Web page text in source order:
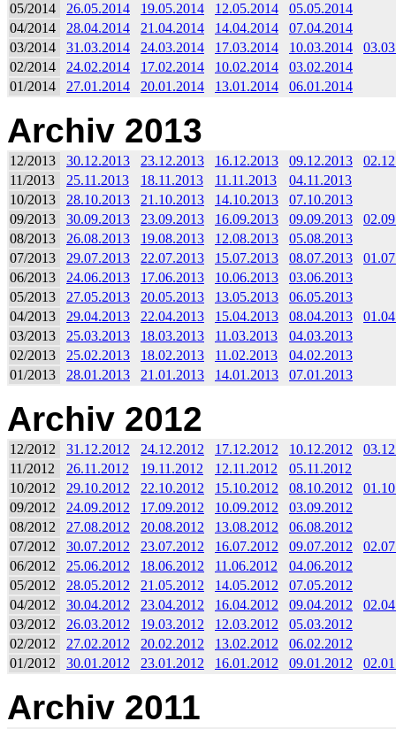
05/2014
26.05.2014 19.05.2014 12.05.2014
05.05.2014
04/2014
28.04.2014 21.04.2014 14.04.2014
07.04.2014
03/2014
31.03.2014 24.03.2014 17.03.2014 10.03.2014
02/2014
24.02.2014 17.02.2014 10.02.2014
03.02.2014
01/2014
27.01.2014 20.01.2014 13.01.2014 06.01.2014
Archiv 2013
12/2013 30.12.2013 23.12.2013 16.12.2013 09.12.2013
11/2013
25.11.2013 18.11.2013 11.11.2013
04.11.2013
10/2013
28.10.2013 21.10.2013 14.10.2013
07.10.2013
09/2013
30.09.2013 23.09.2013 16.09.2013 09.09.2013
08/2013
26.08.2013 19.08.2013 12.08.2013
05.08.2013
07/2013
29.07.2013 22.07.2013 15.07.2013 08.07.2013
06/2013
24.06.2013 17.06.2013 10.06.2013
03.06.2013
05/2013
27.05.2013 20.05.2013 13.05.2013
06.05.2013
04/2013
29.04.2013 22.04.2013 15.04.2013 08.04.2013
03/2013
25.03.2013 18.03.2013 11.03.2013
04.03.2013
02/2013
25.02.2013 18.02.2013 11.02.2013
04.02.2013
01/2013
28.01.2013 21.01.2013 14.01.2013 07.01.2013
Archiv 2012
12/2012 31.12.2012 24.12.2012 17.12.2012 10.12.2012
11/2012
26.11.2012 19.11.2012 12.11.2012
05.11.2012
10/2012
29.10.2012 22.10.2012 15.10.2012 08.10.2012
09/2012
24.09.2012 17.09.2012 10.09.2012
03.09.2012
08/2012
27.08.2012 20.08.2012 13.08.2012
06.08.2012
07/2012
30.07.2012 23.07.2012 16.07.2012 09.07.2012
06/2012
25.06.2012 18.06.2012 11.06.2012
04.06.2012
05/2012
28.05.2012 21.05.2012 14.05.2012
07.05.2012
04/2012
30.04.2012 23.04.2012 16.04.2012 09.04.2012
03/2012
26.03.2012 19.03.2012 12.03.2012
05.03.2012
02/2012
27.02.2012 20.02.2012 13.02.2012
06.02.2012
01/2012
30.01.2012 23.01.2012 16.01.2012 09.01.2012
Archiv 2011